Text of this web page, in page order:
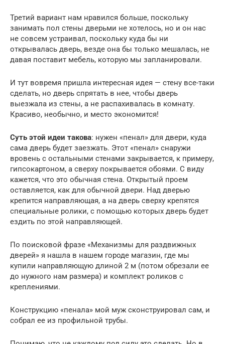
Третий вариант нам нравился больше, поскольку
занимать пол стены дверьми не хотелось, но и он нас
не совсем устраивал, поскольку куда бы ни
открывалась дверь, везде она бы только мешалась, не
давая поставит мебель, которую мы запланировали.
И тут вовремя пришла интересная идея — стену все-таки
сделать, но дверь спрятать в нее, чтобы дверь
выезжала из стены, а не распахивалась в комнату.
Красиво, необычно, и место экономится!
Суть этой идеи такова: нужен «пенал» для двери, куда
сама дверь будет заезжать. Этот «пенал» снаружи
вровень с остальными стенами закрывается, к примеру,
гипсокартоном, а сверху покрывается обоями. С виду
кажется, что это обычная стена. Открытый проем
оставляется, как для обычной двери. Над дверью
крепится направляющая, а на дверь сверху крепятся
специальные ролики, с помощью которых дверь будет
ездить по этой направляющей.
По поисковой фразе «Механизмы для раздвижных
дверей» я нашла в нашем городе магазин, где мы
купили направляющую длиной 2 м (потом обрезали ее
до нужного нам размера) и комплект роликов с
креплениями.
Конструкцию «пенала» мой муж сконструировал сам, и
собрал ее из профильной трубы.